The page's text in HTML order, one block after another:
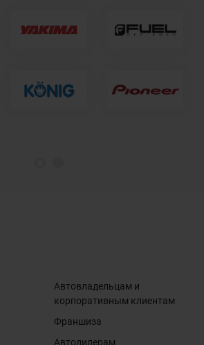
Автовладельцам и
корпоративным клиентам
Франшиза
Автодилерам